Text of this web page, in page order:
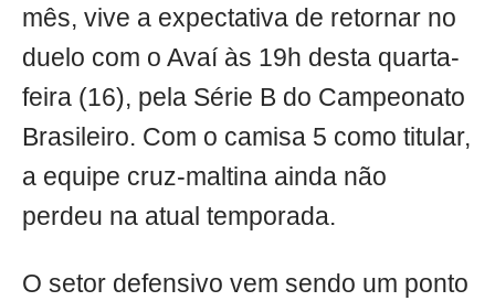
mês, vive a expectativa de retornar no
duelo com o Avaí às 19h desta quarta-
feira (16), pela Série B do Campeonato
Brasileiro. Com o camisa 5 como titular,
a equipe cruz-maltina ainda não
perdeu na atual temporada.
O setor defensivo vem sendo um ponto